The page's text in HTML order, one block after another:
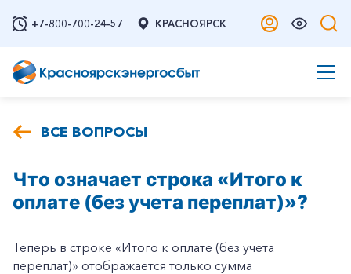
+7-800-700-24-57 КРАСНОЯРСК
ВСЕ ВОПРОСЫ
Что означает строка «Итого к
оплате (без учета переплат)»?
Теперь в строке «Итого к оплате (без учета
переплат)» отображается только сумма